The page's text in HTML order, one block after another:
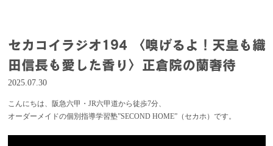
セカコイラジオ194 〈嗅げるよ！天皇も織
田信長も愛した香り〉正倉院の蘭奢待
2025.07.30
こんにちは、阪急六甲・JR六甲道から徒歩7分、
オーダーメイドの個別指導学習塾”SECOND HOME”（セカホ）です。